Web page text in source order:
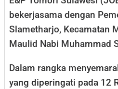
bekerjasama dengan
Slametharjo, Kecamatan
Maulid Nabi Muhammad
Dalam rangka
yang diperingati pada 12